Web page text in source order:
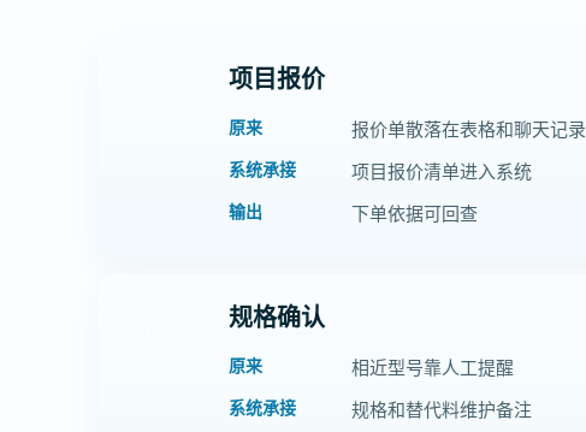
项目报价
原来 报价单散落在表格和聊天记录
系统承接 项目报价清单进入系统
输出 下单依据可回查
规格确认
原来 相近型号靠人工提醒
系统承接 规格和替代料维护备注